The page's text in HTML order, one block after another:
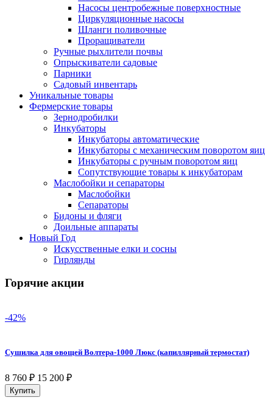
Насосы центробежные поверхностные
Циркуляционные насосы
Шланги поливочные
Проращиватели
Ручные рыхлители почвы
Опрыскиватели садовые
Парники
Садовый инвентарь
Уникальные товары
Фермерские товары
Зернодробилки
Инкубаторы
Инкубаторы автоматические
Инкубаторы с механическим поворотом яиц
Инкубаторы с ручным поворотом яиц
Сопутствующие товары к инкубаторам
Маслобойки и сепараторы
Маслобойки
Сепараторы
Бидоны и фляги
Доильные аппараты
Новый Год
Искусственные елки и сосны
Гирлянды
Горячие акции
-42%
Сушилка для овощей Волтера-1000 Люкс (капиллярный термостат)
8 760 ₽ 15 200 ₽
Купить